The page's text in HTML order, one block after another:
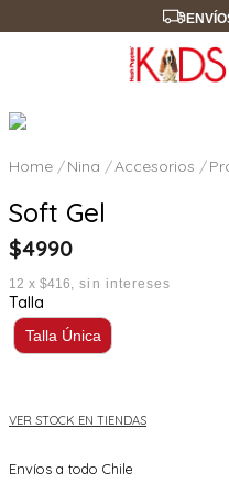
Nina Accesorios
Soft Gel
$4990
12 x $416 sin intereses
Talla
Talla Única
VER STOCK EN TIENDAS
Envíos a todo Chile